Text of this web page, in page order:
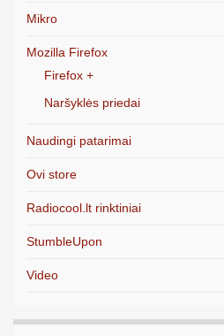
Mikro
Mozilla Firefox
Firefox +
Naršyklės priedai
Naudingi patarimai
Ovi store
Radiocool.lt rinktiniai
StumbleUpon
Video